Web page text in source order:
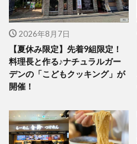
2026年8月7日
【夏休み限定】先着9組限定！
料理長と作る♪ナチュラルガー
デンの「こどもクッキング」が
開催！